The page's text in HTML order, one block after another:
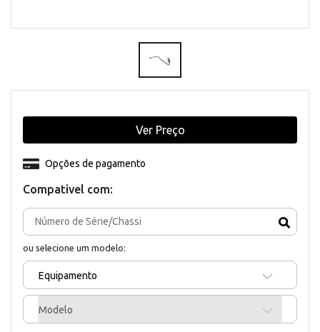
Compativel com:
ou selecione um modelo:
Equipamento
Modelo
Opções de pagamento
Ver Preço